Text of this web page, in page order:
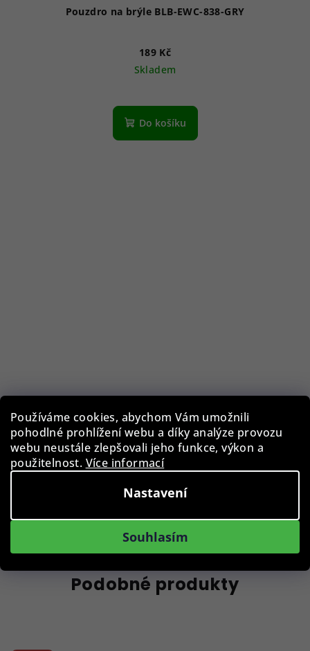
Používáme cookies, abychom Vám umožnili
pohodlné prohlížení webu a díky analýze provozu
webu neustále zlepšovali jeho funkce, výkon a
použitelnost. Více informací
Nastavení
Souhlasím
Pouzdro na brýle BLB-EWC-838-GRY
189 Kč
Skladem
Do košíku
29 Kč
Skladem
Podobné produkty